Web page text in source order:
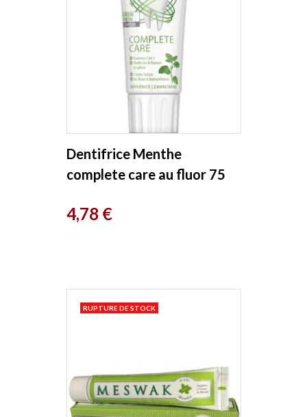
Dentifrice Menthe
complete care au fluor 75
Prix
4,78 €
RUPTURE DE STOCK